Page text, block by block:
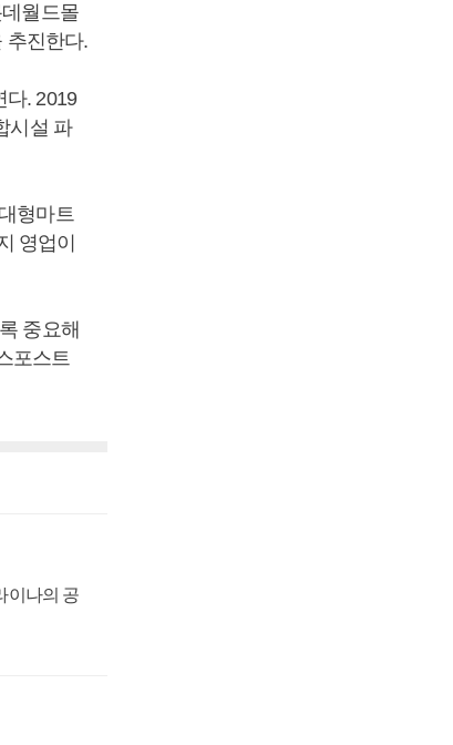
월드몰
추진한다.
다. 2019
시설 파
형마트
영업이
중요해
포스트
이나의 공